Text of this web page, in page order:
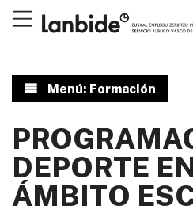
Menú: Formación
DEPORTE
ÁMBITO